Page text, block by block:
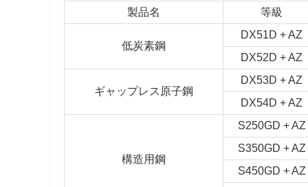
製品名 等級
低炭素鋼
DX51D + AZ
DX52D + AZ
ギャップレス原子鋼
DX53D + AZ
DX54D + AZ
構造用鋼
S250GD + AZ
S350GD + AZ
S450GD + AZ